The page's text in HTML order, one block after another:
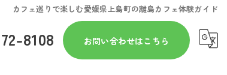
カフェ巡りで楽しむ愛媛県上島町の離島カフェ体験ガイド
8108 お問い合わせはこちら